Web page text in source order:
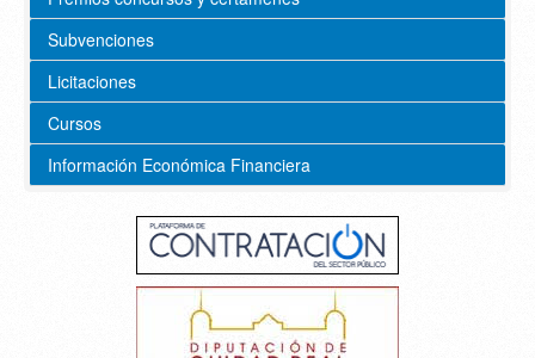
Subvenciones
Licitaciones
Cursos
Información Económica Financiera